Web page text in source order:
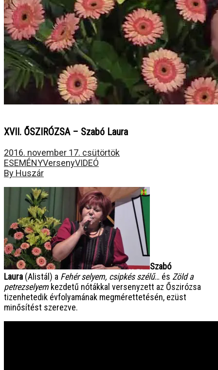
XVII. ŐSZIRÓZSA – Szabó Laura
2016. november 17. csütörtök
ESEMÉNYVersenyVIDEÓ
By Huszár
Szabó
Laura (Alistál) a Fehér selyem, csipkés szélű… és Zöld a
petrezselyem kezdetű nótákkal versenyzett az Őszirózsa
tizenhetedik évfolyamának megmérettetésén, ezüst
minősítést szerezve.